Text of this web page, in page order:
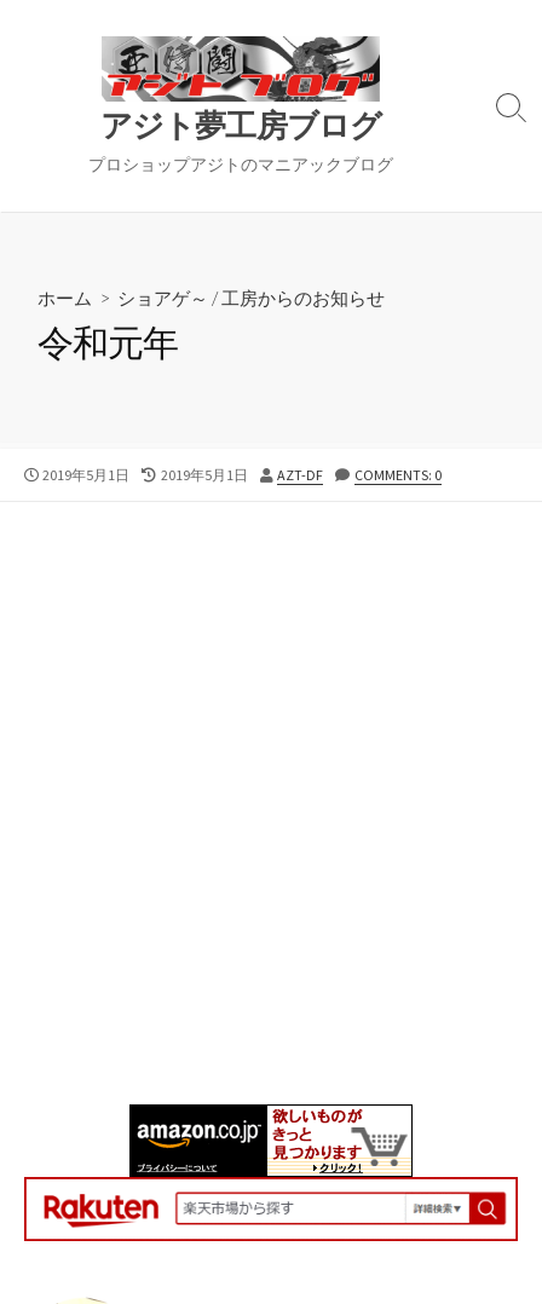
アジト夢工房ブログ
プロショップアジトのマニアックブログ
検
替
ホーム > ショアゲ～ /工房からのお知らせ
令和元年
公
2019年5月1日
最
2019年5月1日
投
AZT-DF COMMENTS: 0